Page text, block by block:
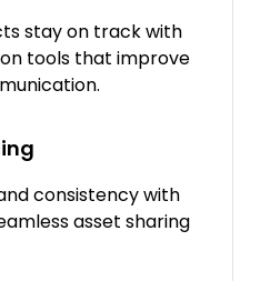
stay on track with
tools that improve
consistency with
asset sharing